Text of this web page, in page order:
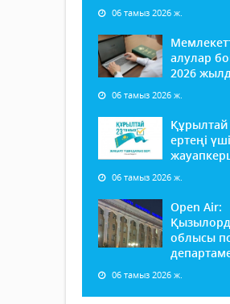
06 тамыз 2026 ж.
алулар
2026
06 тамыз 2026 ж.
Құрылтай
ертеңі
06 тамыз 2026 ж.
Open Air:
облысы
06 тамыз 2026 ж.